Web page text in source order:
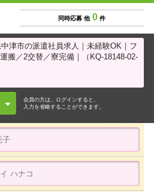
同時応募 他 0 件
中津市の派遣社員求人｜未経験OK｜フ
搬／2交替／寮完備｜（KQ-18148-02-
会員の方は、ログインすると、
入力を省略することができます。